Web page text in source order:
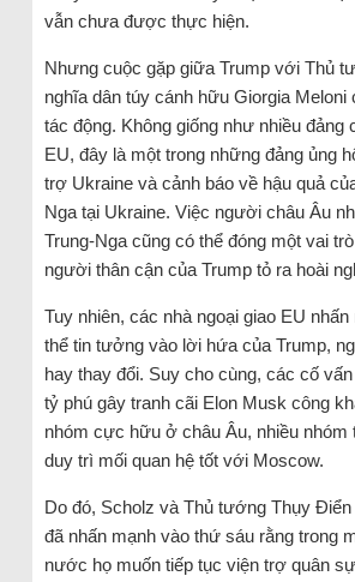
vẫn chưa được thực hiện.
Nhưng cuộc gặp giữa Trump với Thủ
nghĩa dân túy cánh hữu Giorgia Meloni
tác động. Không giống như nhiều
EU, đây là một trong những đảng ủng
trợ Ukraine và cảnh báo về hậu quả
Nga tại Ukraine. Việc người châu Âu
Trung-Nga cũng có thể đóng một vai
người thân cận của Trump tỏ ra hoài
Tuy nhiên, các nhà ngoại giao EU
thể tin tưởng vào lời hứa của Trump,
hay thay đổi. Suy cho cùng, các cố
tỷ phú gây tranh cãi Elon Musk công
nhóm cực hữu ở châu Âu, nhiều nhóm
duy trì mối quan hệ tốt với Moscow.
Do đó, Scholz và Thủ tướng Thụy
đã nhấn mạnh vào thứ sáu rằng trong
nước họ muốn tiếp tục viện trợ quân